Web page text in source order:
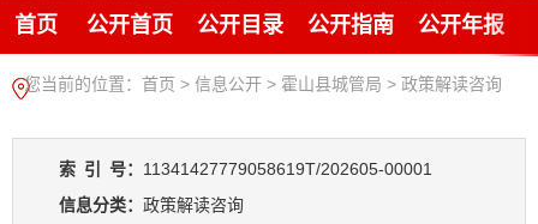
首页 公开首页 公开目录 公开指南 公开年报
您当前的位置： 首页 > 信息公开 > 霍山县城管局 > 政策解读咨询
索 引 号： 11341427779058619T/202605-00001
信息分类： 政策解读咨询